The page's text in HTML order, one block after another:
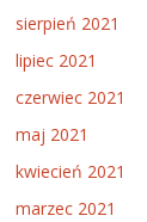
sierpień 2021
lipiec 2021
czerwiec 2021
maj 2021
kwiecień 2021
marzec 2021